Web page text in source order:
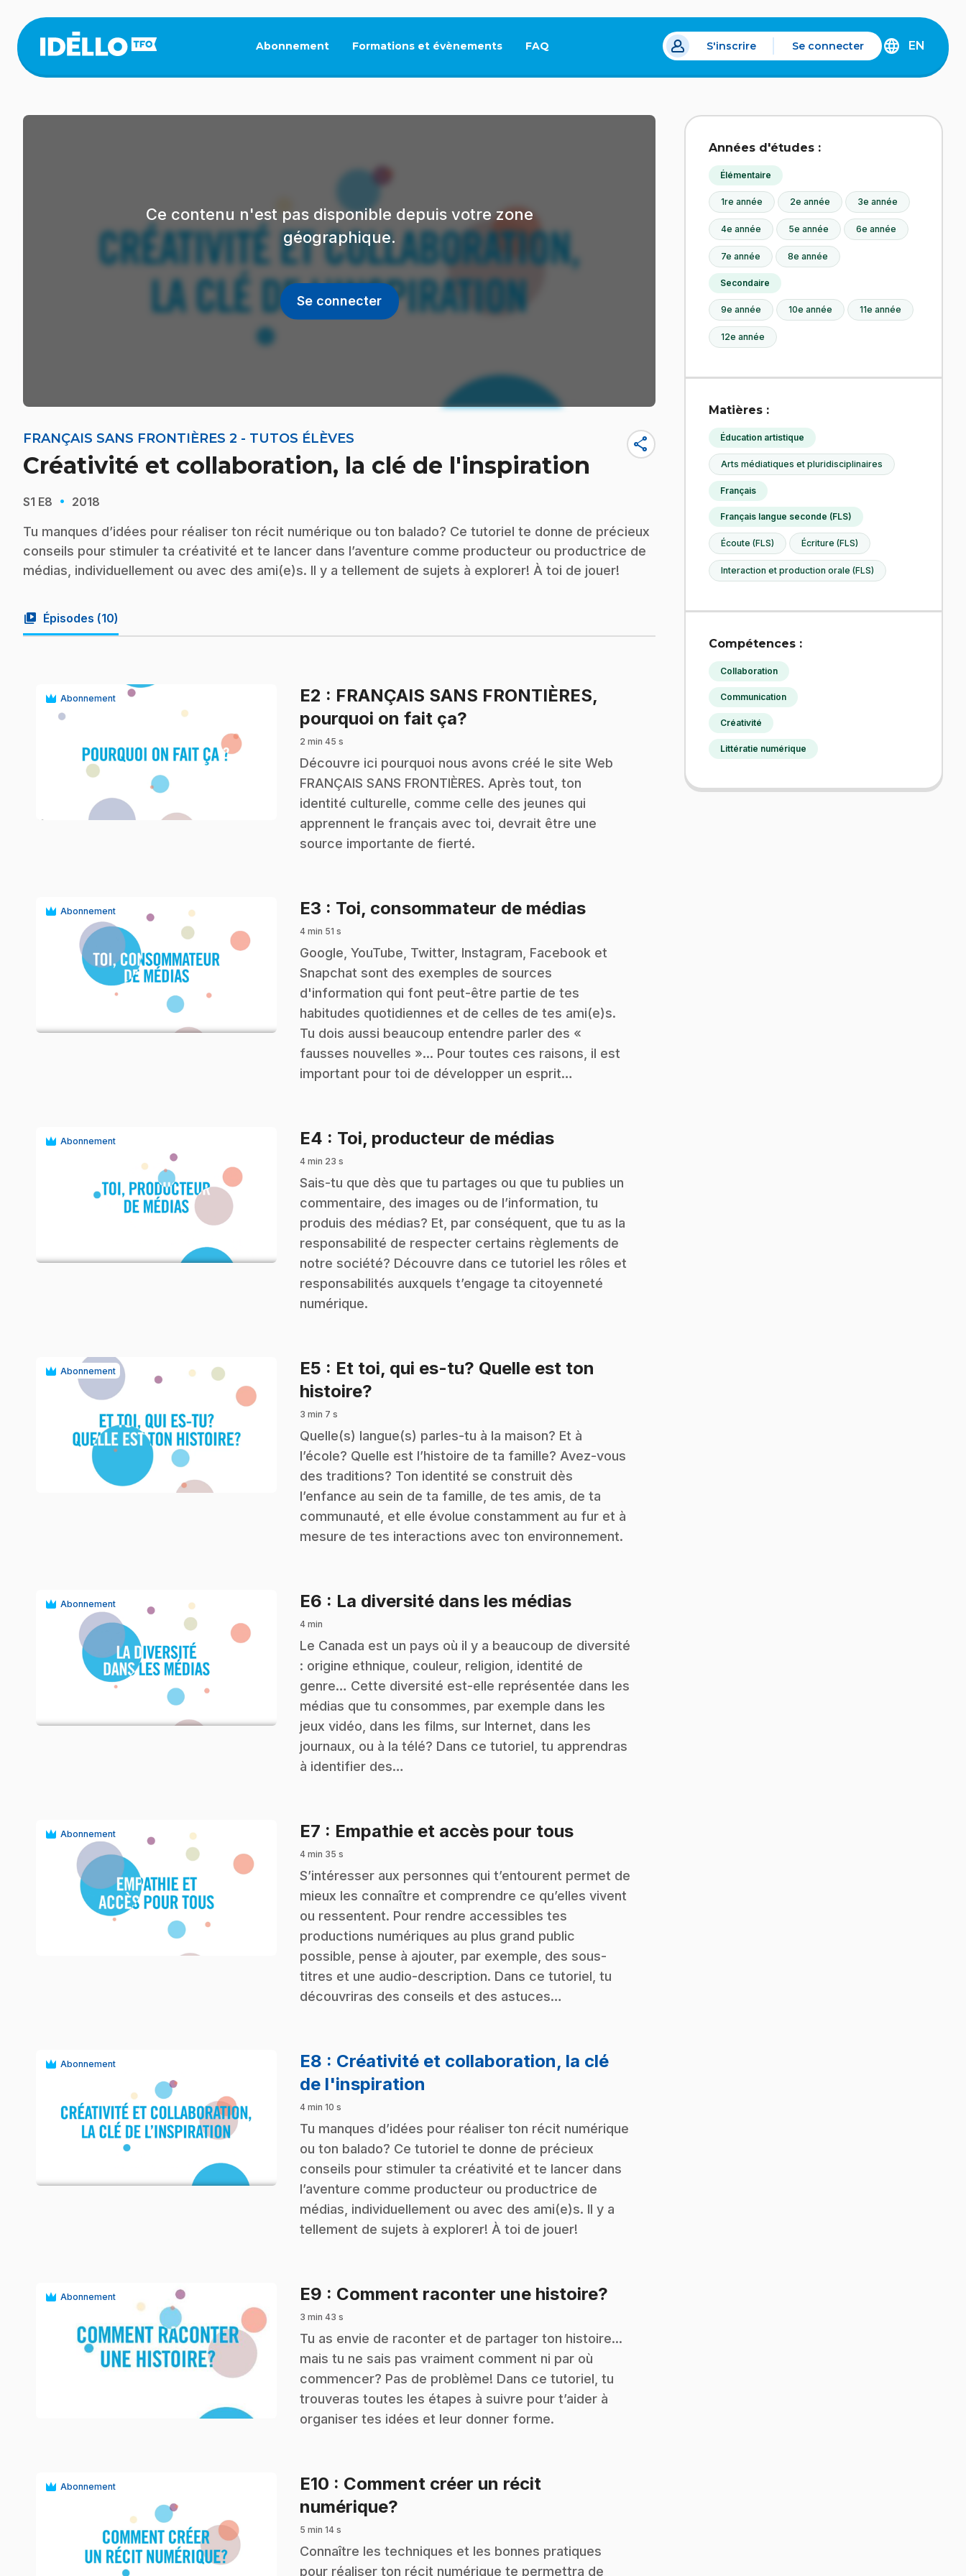
contenu
principal
Abonnement Formations et évènements FAQ
Ce lien s'ouvrira dans un nouvel onglet.
S'inscrire Se connecter
DISCOVER
EN
Ce contenu n'est pas disponible depuis votre zone
géographique.
Se connecter
FRANÇAIS SANS FRONTIÈRES 2 - TUTOS ÉLÈVES
Créativité et collaboration, la clé de l'inspiration
share
S1 E8 · 2018
Tu manques d’idées pour réaliser ton récit numérique ou ton balado? Ce tutoriel te donne de précieux
conseils pour stimuler ta créativité et te lancer dans l’aventure comme producteur ou productrice de
médias, individuellement ou avec des ami(e)s. Il y a tellement de sujets à explorer! À toi de jouer!
video_library Épisodes (10)
Abonnement E2 : FRANÇAIS SANS FRONTIÈRES,
pourquoi on fait ça?
2 min 45 s
.Découvre ici pourquoi nous avons créé le site Web
FRANÇAIS SANS FRONTIÈRES. Après tout, ton
identité culturelle, comme celle des jeunes qui
apprennent le français avec toi, devrait être une
source importante de fierté.
Abonnement E3 : Toi, consommateur de médias.
4 min 51 s
.Google, YouTube, Twitter, Instagram, Facebook et
Snapchat sont des exemples de sources
d'information qui font peut-être partie de tes
habitudes quotidiennes et de celles de tes ami(e)s.
Tu dois aussi beaucoup entendre parler des «
fausses nouvelles »... Pour toutes ces raisons, il est
important pour toi de développer un esprit…
Abonnement E4 : Toi, producteur de médias.
4 min 23 s
.Sais-tu que dès que tu partages ou que tu publies un
commentaire, des images ou de l’information, tu
produis des médias? Et, par conséquent, que tu as la
responsabilité de respecter certains règlements de
notre société? Découvre dans ce tutoriel les rôles et
responsabilités auxquels t’engage ta citoyenneté
numérique.
Abonnement E5 : Et toi, qui es-tu? Quelle est ton
histoire?
3 min 7 s
.Quelle(s) langue(s) parles-tu à la maison? Et à
l’école? Quelle est l’histoire de ta famille? Avez-vous
des traditions? Ton identité se construit dès
l’enfance au sein de ta famille, de tes amis, de ta
communauté, et elle évolue constamment au fur et à
mesure de tes interactions avec ton environnement.
Abonnement E6 : La diversité dans les médias.
4 min
.Le Canada est un pays où il y a beaucoup de diversité
: origine ethnique, couleur, religion, identité de
genre… Cette diversité est-elle représentée dans les
médias que tu consommes, par exemple dans les
jeux vidéo, dans les films, sur Internet, dans les
journaux, ou à la télé? Dans ce tutoriel, tu apprendras
à identifier des…
Abonnement E7 : Empathie et accès pour tous.
4 min 35 s
.S’intéresser aux personnes qui t’entourent permet de
mieux les connaître et comprendre ce qu’elles vivent
ou ressentent. Pour rendre accessibles tes
productions numériques au plus grand public
possible, pense à ajouter, par exemple, des sous-
titres et une audio-description. Dans ce tutoriel, tu
découvriras des conseils et des astuces…
Abonnement E8 : Créativité et collaboration, la clé
de l'inspiration
4 min 10 s
.Tu manques d’idées pour réaliser ton récit numérique
ou ton balado? Ce tutoriel te donne de précieux
conseils pour stimuler ta créativité et te lancer dans
l’aventure comme producteur ou productrice de
médias, individuellement ou avec des ami(e)s. Il y a
tellement de sujets à explorer! À toi de jouer!
Abonnement E9 : Comment raconter une histoire?
3 min 43 s
.Tu as envie de raconter et de partager ton histoire...
mais tu ne sais pas vraiment comment ni par où
commencer? Pas de problème! Dans ce tutoriel, tu
trouveras toutes les étapes à suivre pour t’aider à
organiser tes idées et leur donner forme.
Abonnement E10 : Comment créer un récit
numérique?
5 min 14 s
.Connaître les techniques et les bonnes pratiques
pour réaliser ton récit numérique te permettra de
Années d'études :
Élémentaire
1re année 2e année 3e année
4e année 5e année 6e année
7e année 8e année
Secondaire
9e année 10e année 11e année
12e année
Matières :
Éducation artistique
Arts médiatiques et pluridisciplinaires
Français
Français langue seconde (FLS)
Écoute (FLS) Écriture (FLS)
Interaction et production orale (FLS)
Compétences :
Collaboration
Communication
Créativité
Littératie numérique